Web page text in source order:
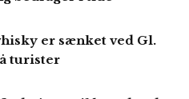
er sænket ved Gl.
turister